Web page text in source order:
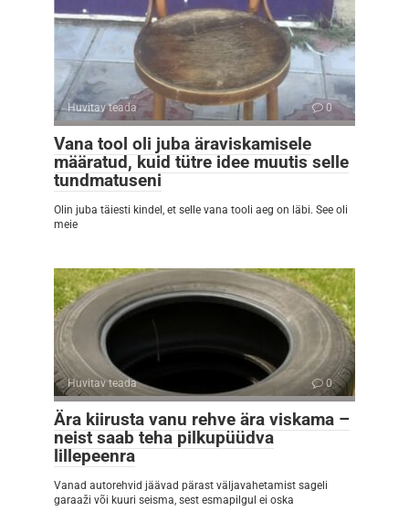
Huvitav teada 0
Vana tool oli juba äraviskamisele
määratud, kuid tütre idee muutis selle
tundmatuseni
Olin juba täiesti kindel, et selle vana tooli aeg on läbi. See oli
meie
Huvitav teada 0
Ära kiirusta vanu rehve ära viskama –
neist saab teha pilkupüüdva
lillepeenra
Vanad autorehvid jäävad pärast väljavahetamist sageli
garaaži või kuuri seisma, sest esmapilgul ei oska